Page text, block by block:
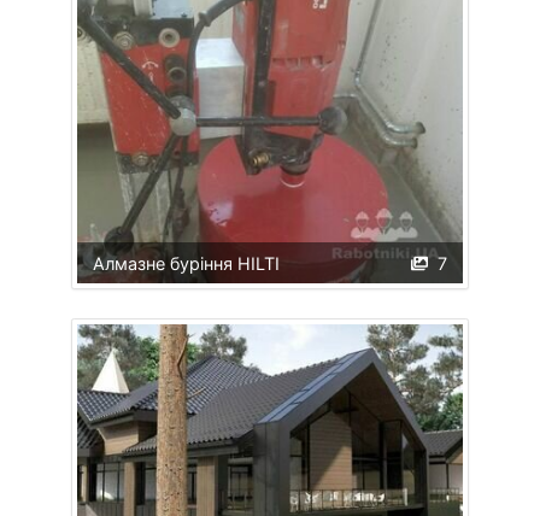
7
Алмазне буріння HILTI